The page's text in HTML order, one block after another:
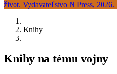
Knihy
Knihy na tému vojny